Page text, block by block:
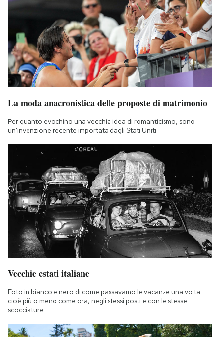
La moda anacronistica delle proposte di matrimonio
Per quanto evochino una vecchia idea di romanticismo, sono
un'invenzione recente importata dagli Stati Uniti
Vecchie estati italiane
Foto in bianco e nero di come passavamo le vacanze una volta:
cioè più o meno come ora, negli stessi posti e con le stesse
scocciature